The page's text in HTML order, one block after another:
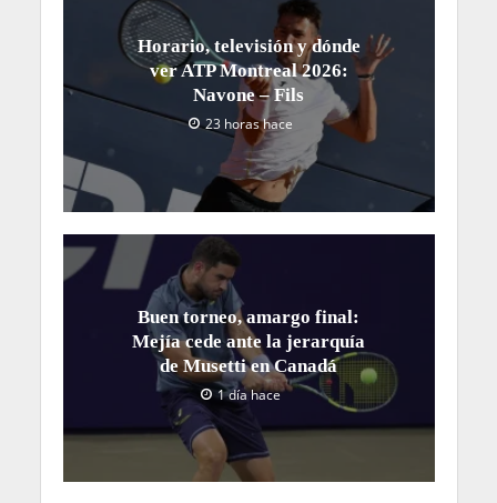
Horario, televisión y dónde
ver ATP Montreal 2026:
Navone – Fils
23 horas hace
Buen torneo, amargo final:
Mejía cede ante la jerarquía
de Musetti en Canadá
1 día hace